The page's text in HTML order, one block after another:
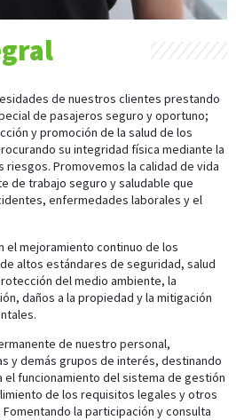
de nuestros clientes prestando
de pasajeros seguro y oportuno;
y promoción de la salud de los
su integridad física mediante la
riesgos. Promovemos la calidad de vida
de trabajo seguro y saludable que
enfermedades laborales y el
el mejoramiento continuo de los
altos estándares de seguridad, salud
del medio ambiente, la
daños a la propiedad y la mitigación
de nuestro personal,
y demás grupos de interés, destinando
funcionamiento del sistema de gestión
de los requisitos legales y otros
la participación y consulta